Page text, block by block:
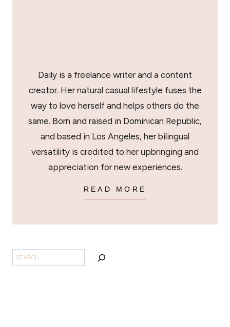
Daily is a freelance writer and a content
creator. Her natural casual lifestyle fuses the
way to love herself and helps others do the
same. Born and raised in Dominican Republic,
and based in Los Angeles, her bilingual
versatility is credited to her upbringing and
appreciation for new experiences.
READ MORE